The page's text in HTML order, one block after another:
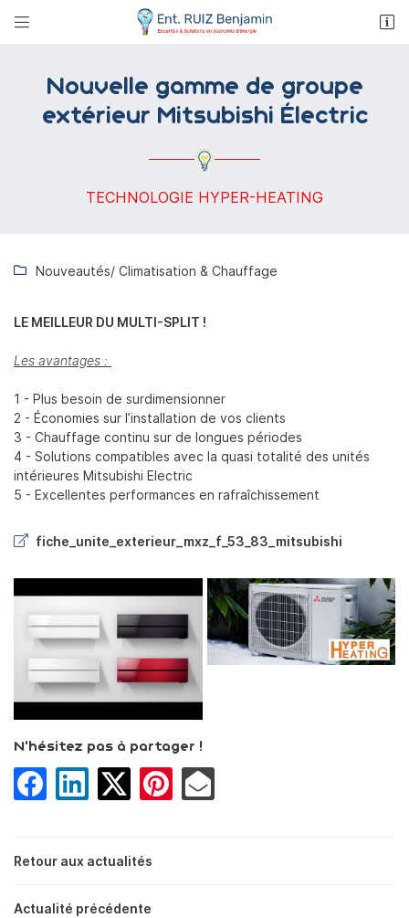

ACCUEIL
GÉNÉRALE
& CHAUFFAGE

40 Rue de la fosse aux loups
03 86 38 92 27
 Adresse email de réception
Rafraîchir le captcha
En cochant cette case, vous consentez à recevoir nos propositions
commerciales à l'adresse email indiqué ci-dessus. Vous pouvez vous
Nouvelle gamme de groupe
extérieur Mitsubishi Électric
TECHNOLOGIE HYPER-HEATING
 Nouveautés/ Climatisation & Chauffage
LE MEILLEUR DU MULTI-SPLIT !
Les avantages :
1 - Plus besoin de surdimensionner
2 - Économies sur l’installation de vos clients
3 - Chauffage continu sur de longues périodes
4 - Solutions compatibles avec la quasi totalité des unités
intérieures Mitsubishi Electric
5 - Excellentes performances en rafraîchissement
fiche_unite_exterieur_mxz_f_53_83_mitsubishi
N'hésitez pas à partager !
Retour aux actualités
Actualité précédente